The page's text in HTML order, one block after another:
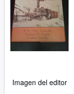
Imagen del editor